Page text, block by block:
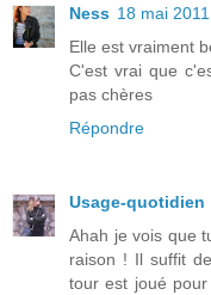
Ness 18 mai
Elle est vraiment
C'est vrai que
pas chères
Répondre
Usage-quotidien
Ahah je vois que
raison ! Il suffit
tour est joué